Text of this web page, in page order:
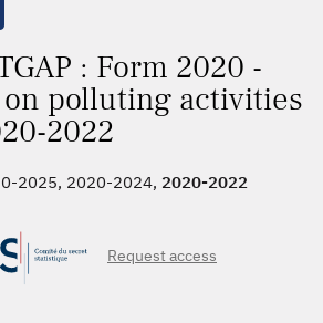
: Form 2020 -
polluting activities
2022
2025, 2020-2024, 2020-2022
Request access